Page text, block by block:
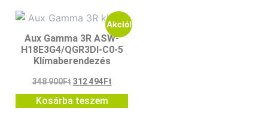
Akció!
Aux Gamma 3R ASW-
H18E3G4/QGR3DI-C0-5
Klímaberendezés
348 900Ft 312 494Ft
Kosárba teszem